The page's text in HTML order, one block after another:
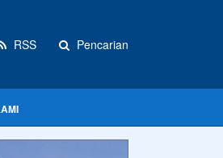
RSS Pencarian